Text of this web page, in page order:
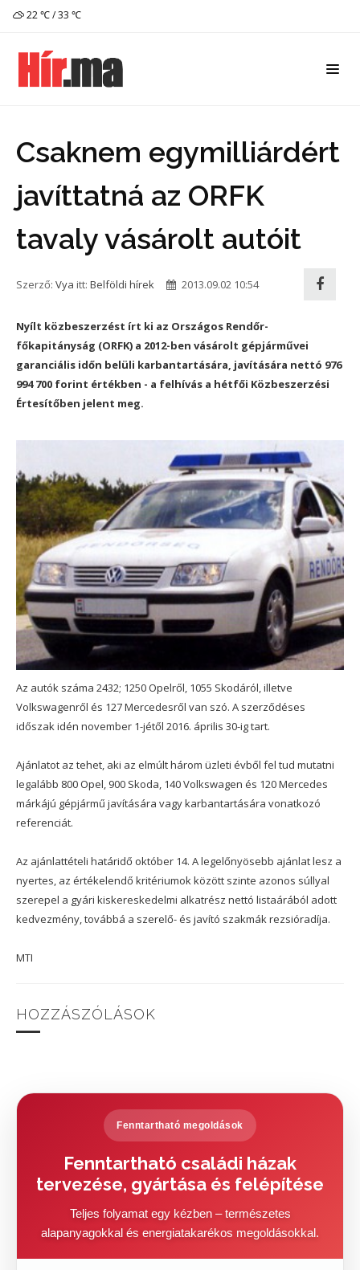
22 ℃ / 33 ℃
Csaknem egymilliárdért
javíttatná az ORFK
tavaly vásárolt autóit
Szerző: Vya itt: Belföldi hírek 2013.09.02 10:54
Nyílt közbeszerzést írt ki az Országos Rendőr-
főkapitányság (ORFK) a 2012-ben vásárolt gépjárművei
garanciális időn belüli karbantartására, javítására nettó 976
994 700 forint értékben - a felhívás a hétfői Közbeszerzési
Értesítőben jelent meg.
Az autók száma 2432; 1250 Opelről, 1055 Skodáról, illetve
Volkswagenről és 127 Mercedesről van szó. A szerződéses
időszak idén november 1-jétől 2016. április 30-ig tart.
Ajánlatot az tehet, aki az elmúlt három üzleti évből fel tud mutatni
legalább 800 Opel, 900 Skoda, 140 Volkswagen és 120 Mercedes
márkájú gépjármű javítására vagy karbantartására vonatkozó
referenciát.
Az ajánlattételi határidő október 14. A legelőnyösebb ajánlat lesz a
nyertes, az értékelendő kritériumok között szinte azonos súllyal
szerepel a gyári kiskereskedelmi alkatrész nettó listaárából adott
kedvezmény, továbbá a szerelő- és javító szakmák rezsióradíja.
MTI
HOZZÁSZÓLÁSOK
Fenntartható megoldások
Fenntartható családi házak
tervezése, gyártása és felépítése
Teljes folyamat egy kézben – természetes
alapanyagokkal és energiatakarékos megoldásokkal.